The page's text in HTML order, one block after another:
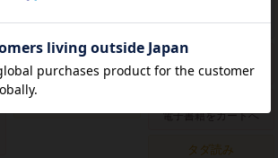
紙 新品をカートへ
1 693
電子書籍をカートへ
紙 新品をカートへ
1-34
電子書籍をカートへ
電子書籍をカートへ
タダ読み